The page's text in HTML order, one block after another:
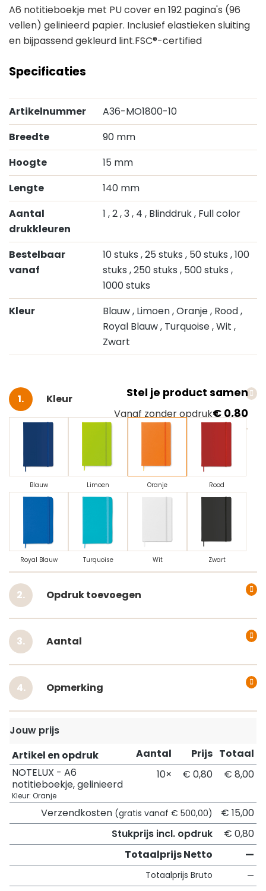
A6 notitieboekje met PU cover en 192 pagina's (96
vellen) gelinieerd papier. Inclusief elastieken sluiting
en bijpassend gekleurd lint.FSC®-certified
Specificaties
Artikelnummer
A36-MO1800-10
Breedte
90 mm
Hoogte
15 mm
Lengte
140 mm
Aantal
drukkleuren
1 , 2, 3, 4 , Blinddruk, Full color
Bestelbaar
vanaf
10 stuks , 25 stuks , 50 stuks , 100
stuks , 250 stuks , 500 stuks ,
1000 stuks
Kleur
Blauw, Limoen, Oranje, Rood,
Royal Blauw, Turquoise, Wit ,
Zwart
Stel je product samen
Vanaf zonder opdruk€ 0,80
Selecteer
Kleur
Blauw Limoen Oranje Rood
Royal Blauw Turquoise Wit Zwart
Opdruk toevoegen
Aantal
Opmerking
Jouw prijs
Artikel en opdruk
Aantal Prijs Totaal
NOTELUX - A6
notitieboekje, gelinieerd
Kleur: Oranje
10× € 0,80 € 8,00
Verzendkosten (gratis vanaf € 500,00)
€ 15,00
Stukprijs incl. opdruk
€ 0,80
Totaalprijs Netto
—
Totaalprijs Bruto —